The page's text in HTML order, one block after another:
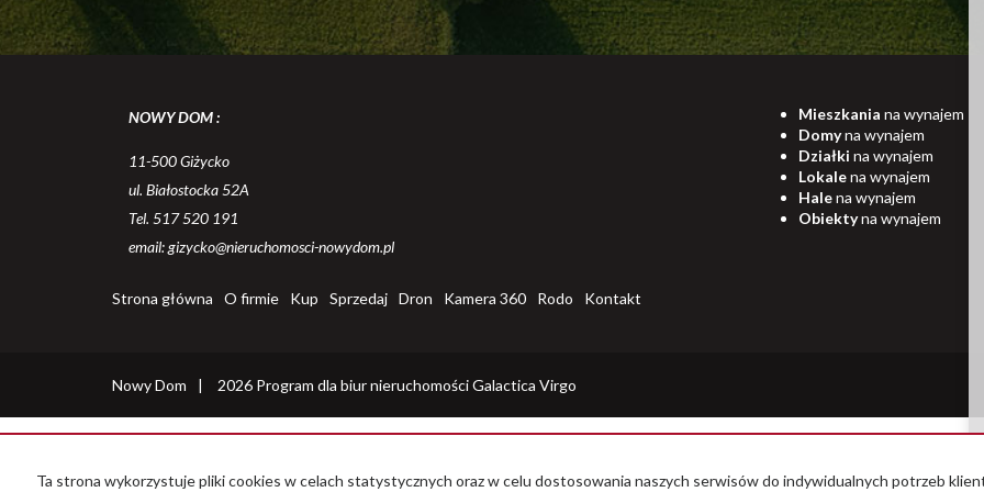
NOWY DOM :
11-500 Giżycko
ul. Białostocka 52A
Tel. 517 520 191
email: gizycko@nieruchomosci-nowydom.pl
Mieszkania na wynajem
Domyna wynajem
Działki na wynajem
Lokalena wynajem
Halena wynajem
Obiektyna wynajem
Strona główna O firmie Kup Sprzedaj Dron Kamera 360 Rodo Kontakt
Nowy Dom 2026 Program dla biur nieruchomościGalactica Virgo
Ta strona wykorzystuje pliki cookies w celach statystycznych oraz w celu dostosowania naszych serwisów do indywidualnych potrzeb